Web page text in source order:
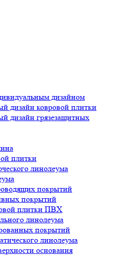
дизайном
дизайн ковровой плитки
дизайн грязезащитных
плитки
линолеума
покрытий
покрытий
плитки ПВХ
линолеума
покрытий
линолеума
основания